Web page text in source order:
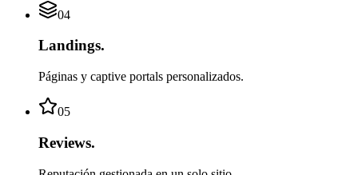
04
Landings.
Páginas y captive portals personalizados.
05
Reviews.